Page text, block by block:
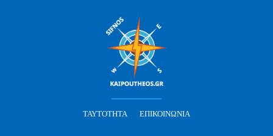
ΤΑΥΤΌΤΗΤΑ ΕΠΙΚΟΙΝΩΝΊΑ